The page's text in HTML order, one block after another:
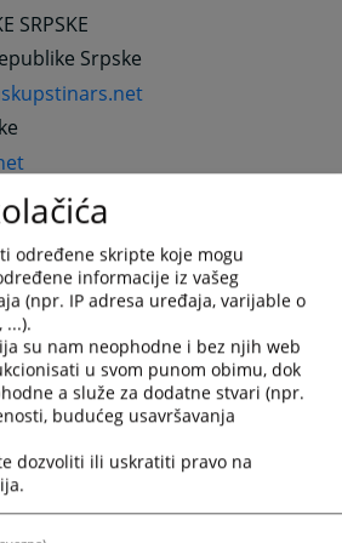
SRPSKE
Srpske
Srpske
Srpske
poslova Republike Srpske
i raseljena lica
Srpske
određene skripte koje mogu
informacije iz vašeg
(npr. IP adresa uređaja, varijable o
su nam neophodne i bez njih web
u svom punom obimu, dok
a služe za dodatne stvari (npr.
budućeg usavršavanja
dozvoliti ili uskratiti pravo na